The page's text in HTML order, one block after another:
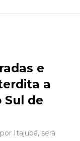
e
a
Sul de
Itajubá, será